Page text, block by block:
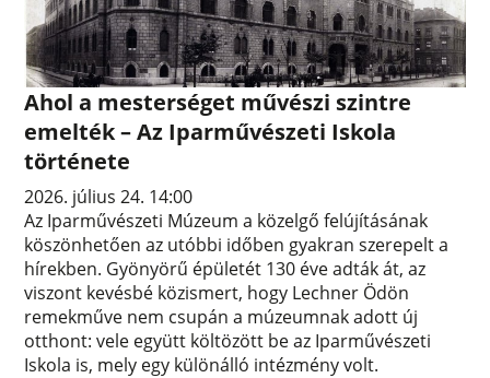
Ahol a mesterséget művészi szintre
emelték – Az Iparművészeti Iskola
története
2026. július 24. 14:00
Az Iparművészeti Múzeum a közelgő felújításának
köszönhetően az utóbbi időben gyakran szerepelt a
hírekben. Gyönyörű épületét 130 éve adták át, az
viszont kevésbé közismert, hogy Lechner Ödön
remekműve nem csupán a múzeumnak adott új
otthont: vele együtt költözött be az Iparművészeti
Iskola is, mely egy különálló intézmény volt.